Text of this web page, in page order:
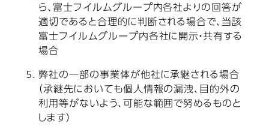
ら、富士フイルムグループ内各社よりの回答が
適切であると合理的に判断される場合で、当該
富士フイルムグループ内各社に開示・共有する
場合
弊社の一部の事業体が他社に承継される場合
（承継先においても個人情報の漏洩、目的外の
利用等がないよう、可能な範囲で努めるものと
します）